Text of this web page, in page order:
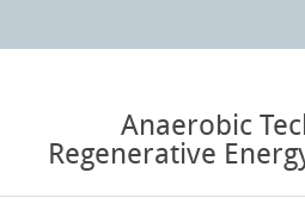
Anaerobic
Regenerative